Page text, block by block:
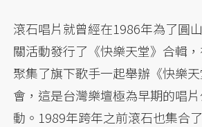
滾石唱片就曾經在1986年為了圓
關活動發行了《快樂天堂》合輯
聚集了旗下歌手一起舉辦《快樂
會，這是台灣樂壇極為早期的唱
動。1989年跨年之前滾石也集合